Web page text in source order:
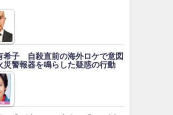
希子 自殺直前の海外ロケで意図
災警報器を鳴らした疑惑の行動